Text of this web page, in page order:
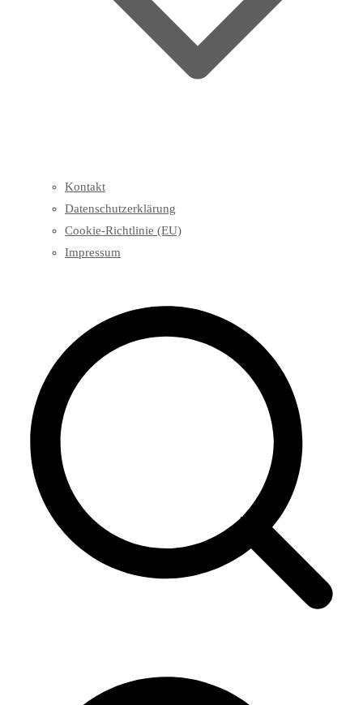
Kontakt
Datenschutzerklärung
Cookie-Richtlinie (EU)
Impressum